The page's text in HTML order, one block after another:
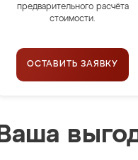
предварительного расчёта
стоимости.
ОСТАВИТЬ ЗАЯВКУ
Ваша